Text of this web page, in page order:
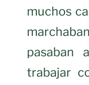
muchos
pasaban
trabajar